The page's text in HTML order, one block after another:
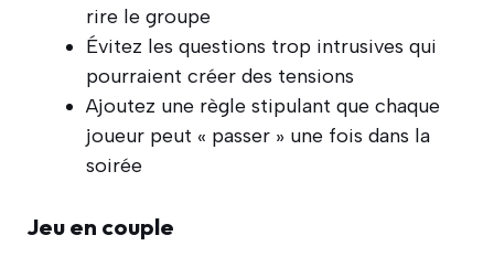
rire le groupe
Évitez les questions trop intrusives qui
pourraient créer des tensions
Ajoutez une règle stipulant que chaque
joueur peut « passer » une fois dans la
soirée
Jeu en couple